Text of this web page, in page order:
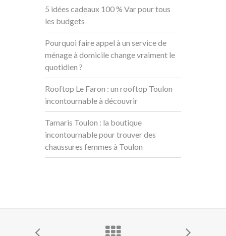
5 idées cadeaux 100 % Var pour tous
les budgets
Pourquoi faire appel à un service de
ménage à domicile change vraiment le
quotidien ?
Rooftop Le Faron : un rooftop Toulon
incontournable à découvrir
Tamaris Toulon : la boutique
incontournable pour trouver des
chaussures femmes à Toulon